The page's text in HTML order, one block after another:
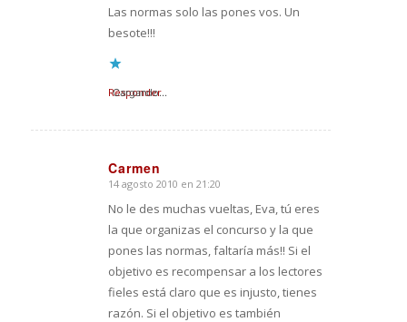
Las normas solo las pones vos. Un
besote!!!
Cargando...
Responder
Carmen
Dice:
14 agosto 2010 en 21:20
No le des muchas vueltas, Eva, tú eres
la que organizas el concurso y la que
pones las normas, faltaría más!! Si el
objetivo es recompensar a los lectores
fieles está claro que es injusto, tienes
razón. Si el objetivo es también